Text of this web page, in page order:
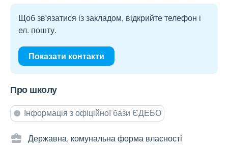
Щоб зв'язатися із закладом, відкрийте телефон і
ел. пошту.
Показати контакти
Про школу
Інформація з офіційної бази ЄДЕБО
Державна, комунальна форма власності